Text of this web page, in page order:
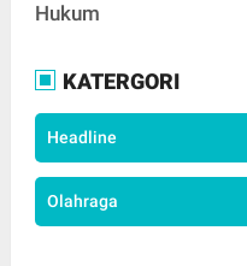
Hukum
KATERGORI
Headline
Olahraga